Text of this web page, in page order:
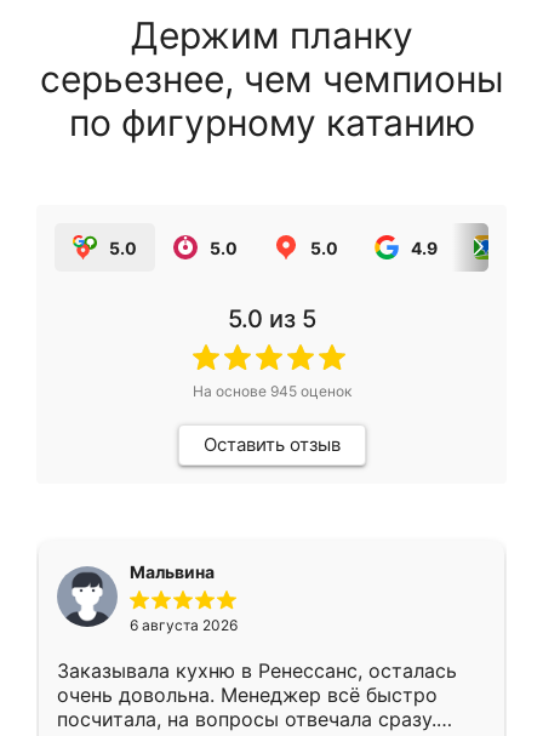
Держим планку
серьезнее, чем чемпионы
по фигурному катанию
5.0 5.0 5.0 4.9
5.0 из 5
На основе 945оценок
Оставить отзыв
Мальвина
6 августа 2026
Заказывала кухню в Ренессанс, осталась
очень довольна. Менеджер всё быстро
посчитала, на вопросы отвечала сразу.